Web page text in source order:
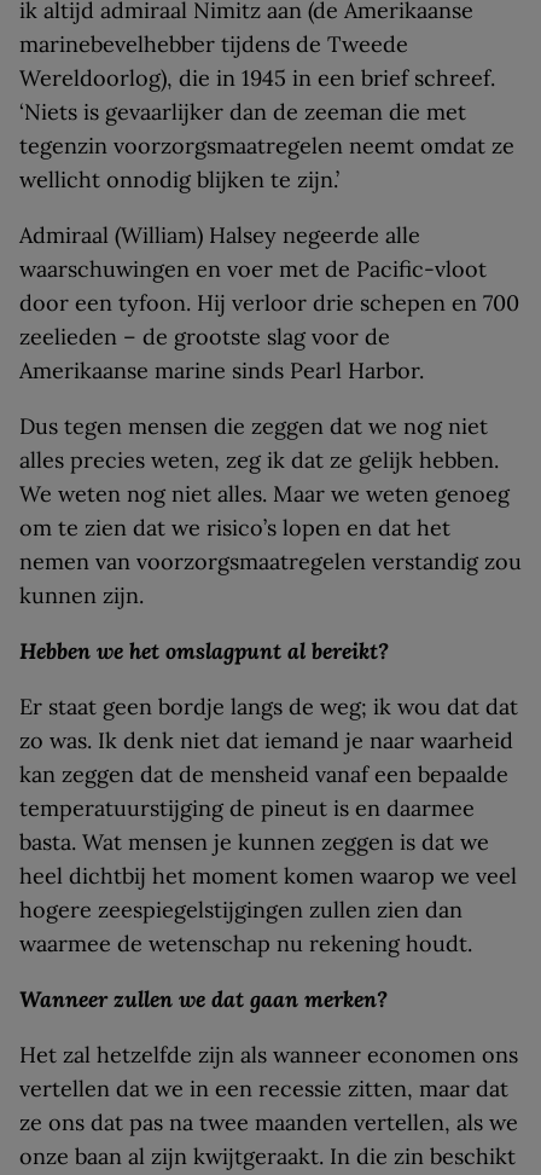
ik altijd admiraal Nimitz aan (de Amerikaanse
marinebevelhebber tijdens de Tweede
Wereldoorlog), die in 1945 in een brief schreef.
‘Niets is gevaarlijker dan de zeeman die met
tegenzin voorzorgsmaatregelen neemt omdat ze
wellicht onnodig blijken te zijn.’
Admiraal (William) Halsey negeerde alle
waarschuwingen en voer met de Pacific-vloot
door een tyfoon. Hij verloor drie schepen en 700
zeelieden – de grootste slag voor de
Amerikaanse marine sinds Pearl Harbor.
Dus tegen mensen die zeggen dat we nog niet
alles precies weten, zeg ik dat ze gelijk hebben.
We weten nog niet alles. Maar we weten genoeg
om te zien dat we risico’s lopen en dat het
nemen van voorzorgsmaatregelen verstandig zou
kunnen zijn.
Hebben we het omslagpunt al bereikt?
Er staat geen bordje langs de weg; ik wou dat dat
zo was. Ik denk niet dat iemand je naar waarheid
kan zeggen dat de mensheid vanaf een bepaalde
temperatuurstijging de pineut is en daarmee
basta. Wat mensen je kunnen zeggen is dat we
heel dichtbij het moment komen waarop we veel
hogere zeespiegelstijgingen zullen zien dan
waarmee de wetenschap nu rekening houdt.
Wanneer zullen we dat gaan merken?
Het zal hetzelfde zijn als wanneer economen ons
vertellen dat we in een recessie zitten, maar dat
ze ons dat pas na twee maanden vertellen, als we
onze baan al zijn kwijtgeraakt. In die zin beschikt